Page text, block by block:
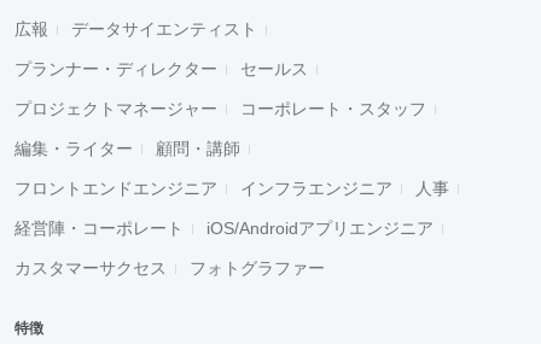
広報 データサイエンティスト
プランナー・ディレクター セールス
プロジェクトマネージャー コーポレート・スタッフ
編集・ライター 顧問・講師
フロントエンドエンジニア インフラエンジニア 人事
経営陣・コーポレート iOS/Androidアプリエンジニア
カスタマーサクセス フォトグラファー
特徴